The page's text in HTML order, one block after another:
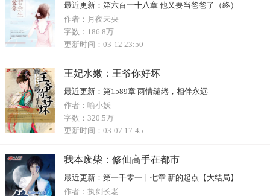
最近更新： 第六百一十八章 他又要当爸爸了（终）
作者： 月夜未央
字数： 186.8万
更新时间： 03-12 23:50
王妃水嫩：王爷你好坏
最近更新： 第1589章 两情缱绻，相伴永远
作者： 喻小妖
字数： 320.5万
更新时间： 03-07 17:45
我本废柴：修仙高手在都市
最近更新： 第一千零一十七章 新的起点【大结局】
作者： 执剑长老